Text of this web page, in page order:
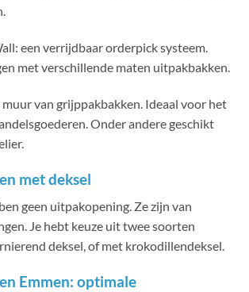
een verrijdbaar orderpick systeem.
met verschillende maten uitpakbakken.
muur van grijppakbakken. Ideaal voor het
Onder andere geschikt
met deksel
geen uitpakopening. Ze zijn van
Je hebt keuze uit twee soorten
deksel, of met krokodillendeksel.
Emmen: optimale